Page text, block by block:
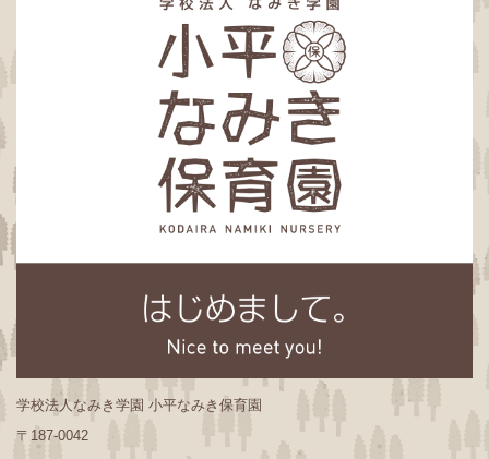
学校法人なみき学園 小平なみき保育園
〒187-0042